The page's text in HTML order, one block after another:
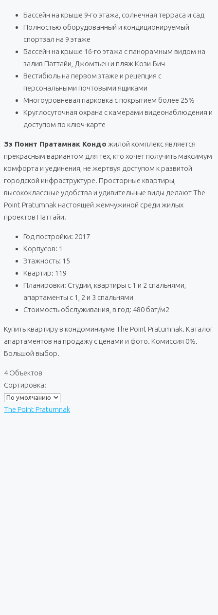
Бассейн на крыше 9-го этажа, солнечная терраса и сад
Полностью оборудованный и кондиционируемый
спортзал на 9 этаже
Бассейн на крыше 16-го этажа с панорамным видом на
залив Паттайи, Джомтьен и пляж Кози-Бич
Вестибюль на первом этаже и рецепция с
персональными почтовыми ящиками
Многоуровневая парковка с покрытием более 25%
Круглосуточная охрана с камерами видеонаблюдения и
доступом по ключ-карте
Зэ Поинт Пратамнак Кондо жилой комплекс является
прекрасным вариантом для тех, кто хочет получить максимум
комфорта и уединения, не жертвуя доступом к развитой
городской инфраструктуре. Просторные квартиры,
высококлассные удобства и удивительные виды делают The
Point Pratumnak настоящей жемчужиной среди жилых
проектов Паттайи.
Год постройки: 2017
Корпусов: 1
Этажность: 15
Квартир: 119
Планировки: Студии, квартиры с 1 и 2 спальнями,
апартаменты с 1, 2 и 3 спальнями
Стоимость обслуживания, в год: 480 бат/м2
Купить квартиру в кондоминиуме The Point Pratumnak. Каталог
апартаментов на продажу с ценами и фото. Комиссия 0%.
Большой выбор.
4 Объектов
Сортировка:
The Point Pratumnak